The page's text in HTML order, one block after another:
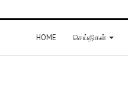
HOME செய்திகள்